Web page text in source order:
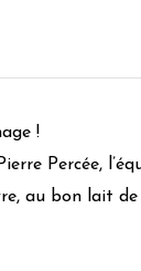
!
Percée,
au bon lait